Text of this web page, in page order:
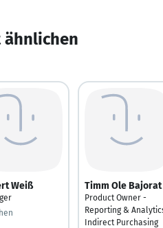
ähnlichen
Weiß Timm Ole Bajorat
Product Owner -
Reporting &
Indirect Purchasing